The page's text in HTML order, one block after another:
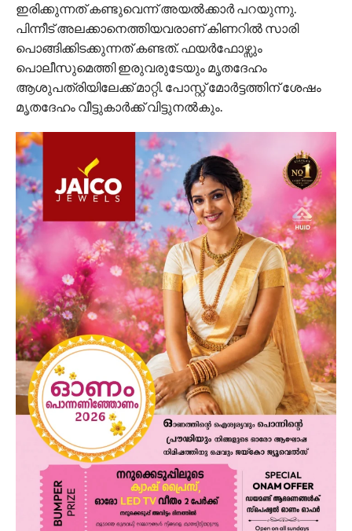
ഇരിക്കുന്നത് കണ്ടുവെന്ന് അയൽക്കാർ പറയുന്നു.
പിന്നീട് അലക്കാനെത്തിയവരാണ് കിണറിൽ സാരി
പൊങ്ങിക്കിടക്കുന്നത് കണ്ടത്. ഫയർഫോഴ്സും
പൊലീസുമെത്തി ഇരുവരുടേയും മൃതദേഹം
ആശുപത്രിയിലേക്ക് മാറ്റി. പോസ്റ്റ് മോർട്ടത്തിന് ശേഷം
മൃതദേഹം വീട്ടുകാർക്ക് വിട്ടുനൽകും.